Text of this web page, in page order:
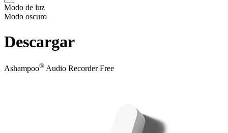
Modo de luz
Modo oscuro
Descargar
Ashampoo® Audio Recorder Free